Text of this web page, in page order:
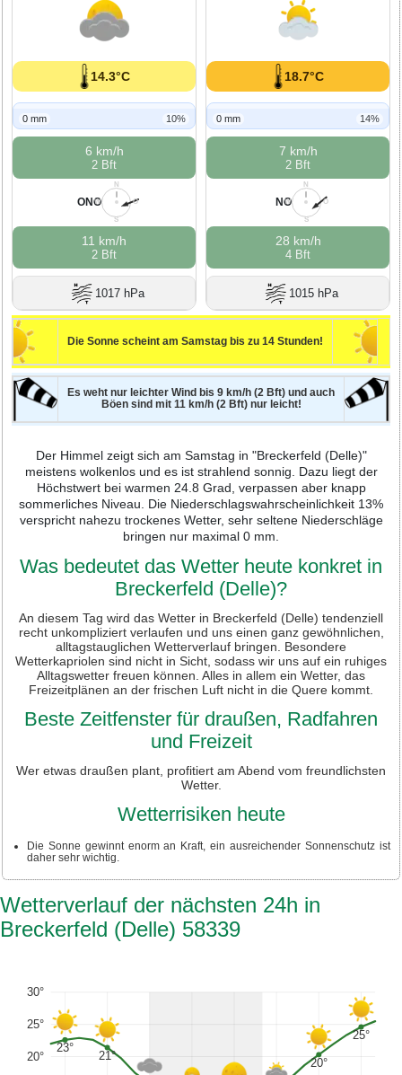
14.3°C
0 mm 10%
6 km/h
2 Bft
N
O
S
W
ONO
11 km/h
2 Bft
1017 hPa
18.7°C
0 mm 14%
7 km/h
2 Bft
N
O
S
W
NO
28 km/h
4 Bft
1015 hPa
Die Sonne scheint am Samstag bis zu 14 Stunden!
Es weht nur leichter Wind bis 9 km/h (2 Bft) und auch
Böen sind mit 11 km/h (2 Bft) nur leicht!
Der Himmel zeigt sich am Samstag in "Breckerfeld (Delle)"
meistens wolkenlos und es ist strahlend sonnig. Dazu liegt der
Höchstwert bei warmen 24.8 Grad, verpassen aber knapp
sommerliches Niveau. Die Niederschlagswahrscheinlichkeit 13%
verspricht nahezu trockenes Wetter, sehr seltene Niederschläge
bringen nur maximal 0 mm.
Was bedeutet das Wetter heute konkret in
Breckerfeld (Delle)?
An diesem Tag wird das Wetter in Breckerfeld (Delle) tendenziell
recht unkompliziert verlaufen und uns einen ganz gewöhnlichen,
alltagstauglichen Wetterverlauf bringen. Besondere
Wetterkapriolen sind nicht in Sicht, sodass wir uns auf ein ruhiges
Alltagswetter freuen können. Alles in allem ein Wetter, das
Freizeitplänen an der frischen Luft nicht in die Quere kommt.
Beste Zeitfenster für draußen, Radfahren
und Freizeit
Wer etwas draußen plant, profitiert am Abend vom freundlichsten
Wetter.
Wetterrisiken heute
Die Sonne gewinnt enorm an Kraft, ein ausreichender Sonnenschutz ist
daher sehr wichtig.
Wetterverlauf der nächsten 24h in
Breckerfeld (Delle) 58339
20°
25°
30°
23°
21°
20°
25°